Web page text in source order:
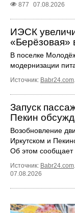
877
07.08.2026
ИЭСК
«Берёзовая»
В поселке
модернизации
Источник: Babr24.com.
Запуск
Пекин
Возобновление
Иркутском и
Об этом сообщает
Источник: Babr24.com.
07.08.2026